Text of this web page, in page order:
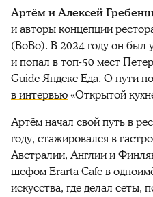
Артём и Алексей
и авторы концепции
(BoBo). В 2024 году он был
и попал в топ-50 мест
Guide Яндекс Еда. О пути
в интервью«Открытой
Артём начал свой путь в
году, стажировался в
Австралии, Англии и
шефом Erarta Cafe в
искусства, где делал сеты,